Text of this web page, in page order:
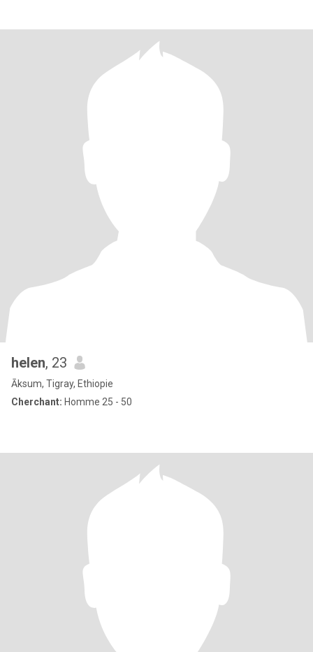
helen, 23
Āksum, Tigray, Ethiopie
Cherchant: Homme 25 - 50